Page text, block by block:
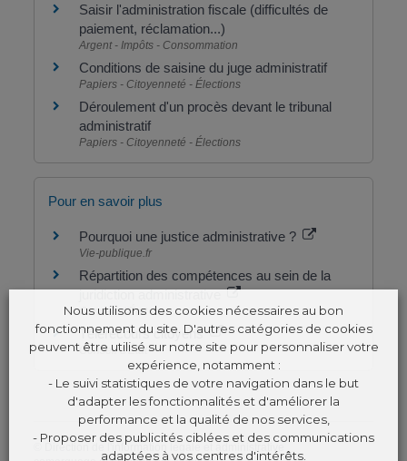
Saisir l'administration fiscale (difficultés de
paiement, réclamation...)
Argent - Impôts - Consommation
Conditions de saisine du juge administratif
Papiers - Citoyenneté - Élections
Déroulement d'un procès devant le tribunal
administratif
Papiers - Citoyenneté - Élections
Pour en savoir plus
Pourquoi une justice administrative ?
Vie-publique.fr
Répartition des compétences au sein de la
juridiction administrative
Conseil d'État
Télérecours citoyens
Conseil d'État
Direction de l'information légale et administrative
Nous utilisons des cookies nécessaires au bon
fonctionnement du site. D'autres catégories de cookies
peuvent être utilisé sur notre site pour personnaliser votre
expérience, notamment :
- Le suivi statistiques de votre navigation dans le but
d'adapter les fonctionnalités et d'améliorer la
performance et la qualité de nos services,
- Proposer des publicités ciblées et des communications
adaptées à vos centres d'intérêts.